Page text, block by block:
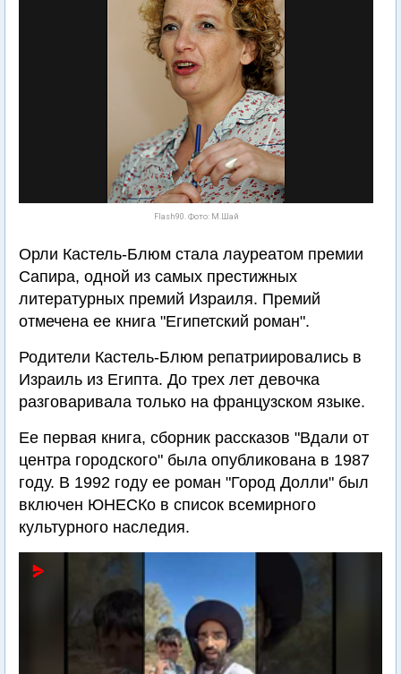
Flash90. Фото: М.Шай
Орли Кастель-Блюм стала лауреатом премии
Сапира, одной из самых престижных
литературных премий Израиля. Премий
отмечена ее книга "Египетский роман".
Родители Кастель-Блюм репатриировались в
Израиль из Египта. До трех лет девочка
разговаривала только на французском языке.
Ее первая книга, сборник рассказов "Вдали от
центра городского" была опубликована в 1987
году. В 1992 году ее роман "Город Долли" был
включен ЮНЕСКо в список всемирного
культурного наследия.